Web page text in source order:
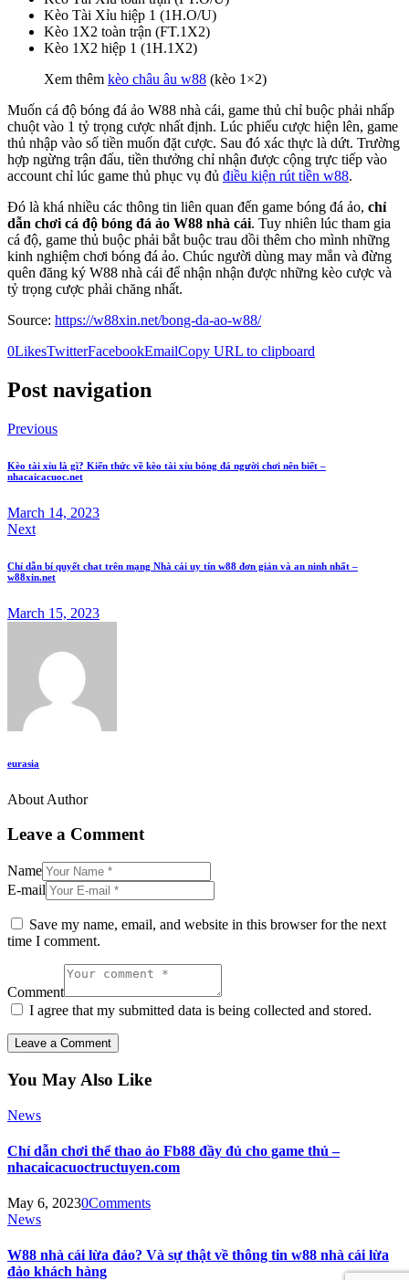
Kèo Tài Xỉu hiệp 1 (1H.O/U)
Kèo 1X2 toàn trận (FT.1X2)
Kèo 1X2 hiệp 1 (1H.1X2)
Xem thêm kèo châu âu w88 (kèo 1×2)
Muốn cá độ bóng đá ảo W88 nhà cái, game thủ chỉ buộc phải nhấp
chuột vào 1 tỷ trọng cược nhất định. Lúc phiếu cược hiện lên, game
thủ nhập vào số tiền muốn đặt cược. Sau đó xác thực là dứt. Trường
hợp ngừng trận đấu, tiền thưởng chỉ nhận được cộng trực tiếp vào
account chỉ lúc game thủ phục vụ đủ điều kiện rút tiền w88.
Đó là khá nhiều các thông tin liên quan đến game bóng đá ảo, chỉ
dẫn chơi cá độ bóng đá ảo W88 nhà cái. Tuy nhiên lúc tham gia
cá độ, game thủ buộc phải bắt buộc trau dồi thêm cho mình những
kinh nghiệm chơi bóng đá ảo. Chúc người dùng may mắn và đừng
quên đăng ký W88 nhà cái để nhận nhận được những kèo cược và
tỷ trọng cược phải chăng nhất.
Source: https://w88xin.net/bong-da-ao-w88/
0LikesTwitterFacebookEmailCopy URL to clipboard
Post navigation
Previous
Kèo tài xỉu là gì? Kiến thức về kèo tài xỉu bóng đá người chơi nên biết –
nhacaicacuoc.net
March 14, 2023
Next
Chỉ dẫn bí quyết chat trên mạng Nhà cái uy tín w88 đơn giản và an ninh nhất –
w88xin.net
March 15, 2023
eurasia
About Author
Leave a Comment
Name
E-mail
Save my name, email, and website in this browser for the next
time I comment.
Comment
I agree that my submitted data is being collected and stored.
You May Also Like
News
Chỉ dẫn chơi thể thao ảo Fb88 đầy đủ cho game thủ –
nhacaicacuoctructuyen.com
May 6, 20230Comments
News
W88 nhà cái lừa đảo? Và sự thật về thông tin w88 nhà cái lừa
đảo khách hàng